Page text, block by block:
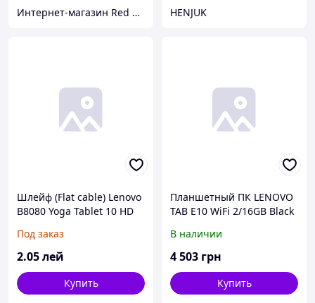
Интернет-магазин Red Storm HENJUK
Шлейф (Flat cable) Lenovo
B8080 Yoga Tablet 10 HD
Под заказ
2.05лей
Купить
Планшетный ПК LENOVO
TAB E10 WiFi 2/16GB Black
В наличии
4 503 грн
Купить